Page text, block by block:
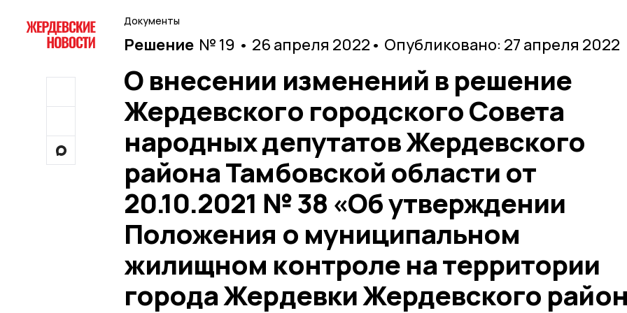
Документы
Решение № 19 • 26 апреля 2022 • Опубликовано: 27 апреля 2022
О внесении изменений в решение
Жердевского городского Совета
народных депутатов Жердевского
района Тамбовской области от
20.10.2021 № 38 «Об утверждении
Положения о муниципальном
жилищном контроле на территории
города Жердевки Жердевского